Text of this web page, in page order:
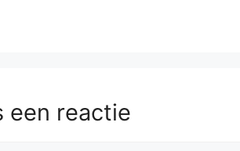
een reactie